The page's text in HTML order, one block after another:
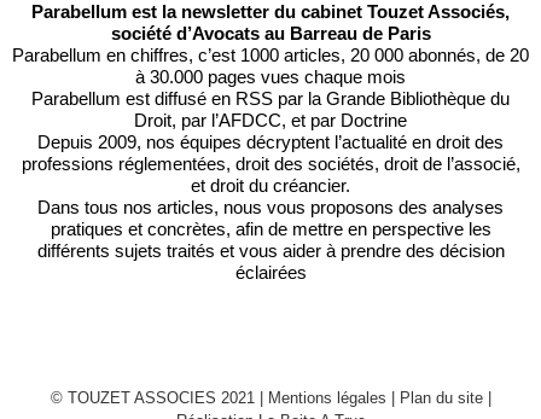
Parabellum est la newsletter du cabinet Touzet Associés,
société d’Avocats au Barreau de Paris
Parabellum en chiffres, c’est 1000 articles, 20 000 abonnés, de 20
à 30.000 pages vues chaque mois
Parabellum est diffusé en RSS par la Grande Bibliothèque du
Droit, par l’AFDCC, et par Doctrine
Depuis 2009, nos équipes décryptent l’actualité en droit des
professions réglementées, droit des sociétés, droit de l’associé,
et droit du créancier.
Dans tous nos articles, nous vous proposons des analyses
pratiques et concrètes, afin de mettre en perspective les
différents sujets traités et vous aider à prendre des décision
éclairées
© TOUZET ASSOCIES 2021 | Mentions légales Plan du site|